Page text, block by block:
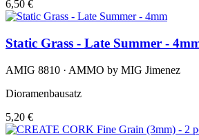
6,50 €
Static Grass - Late Summer -
AMIG 8810 · AMMO by MIG Jimenez
Dioramenbausatz
5,20 €